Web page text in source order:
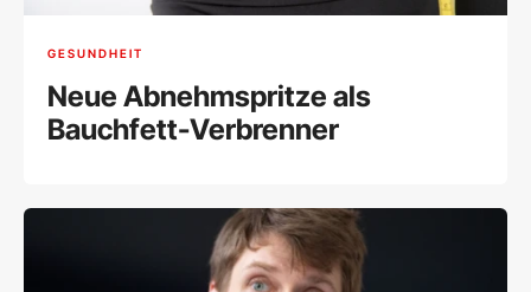
GESUNDHEIT
Neue Abnehmspritze als
Bauchfett-Verbrenner